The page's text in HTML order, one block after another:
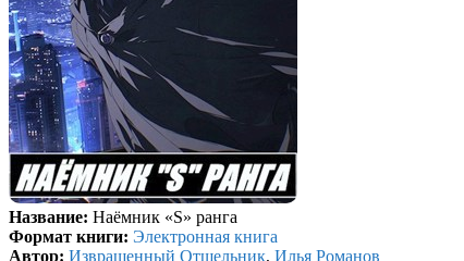
Название: Наёмник «S» ранга
Формат книги: Электронная книга
Автор: Извращенный Отшельник, Илья Романов